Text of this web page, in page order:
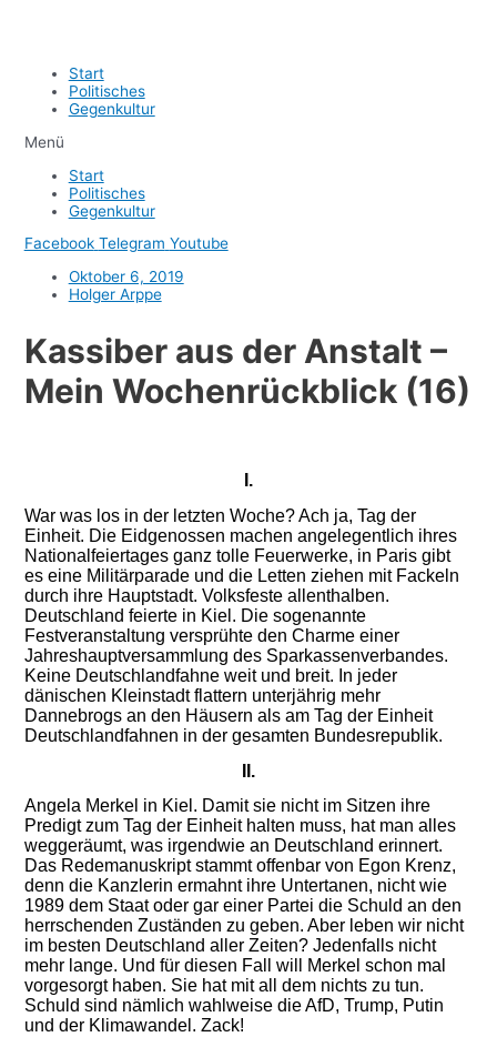
Start
Politisches
Gegenkultur
Menü
Start
Politisches
Gegenkultur
Facebook Telegram Youtube
Oktober 6, 2019
Holger Arppe
Kassiber aus der Anstalt –
Mein Wochenrückblick (16)
I.
War was los in der letzten Woche? Ach ja, Tag der
Einheit. Die Eidgenossen machen angelegentlich ihres
Nationalfeiertages ganz tolle Feuerwerke, in Paris gibt
es eine Militärparade und die Letten ziehen mit Fackeln
durch ihre Hauptstadt. Volksfeste allenthalben.
Deutschland feierte in Kiel. Die sogenannte
Festveranstaltung versprühte den Charme einer
Jahreshauptversammlung des Sparkassenverbandes.
Keine Deutschlandfahne weit und breit. In jeder
dänischen Kleinstadt flattern unterjährig mehr
Dannebrogs an den Häusern als am Tag der Einheit
Deutschlandfahnen in der gesamten Bundesrepublik.
II.
Angela Merkel in Kiel. Damit sie nicht im Sitzen ihre
Predigt zum Tag der Einheit halten muss, hat man alles
weggeräumt, was irgendwie an Deutschland erinnert.
Das Redemanuskript stammt offenbar von Egon Krenz,
denn die Kanzlerin ermahnt ihre Untertanen, nicht wie
1989 dem Staat oder gar einer Partei die Schuld an den
herrschenden Zuständen zu geben. Aber leben wir nicht
im besten Deutschland aller Zeiten? Jedenfalls nicht
mehr lange. Und für diesen Fall will Merkel schon mal
vorgesorgt haben. Sie hat mit all dem nichts zu tun.
Schuld sind nämlich wahlweise die AfD, Trump, Putin
und der Klimawandel. Zack!